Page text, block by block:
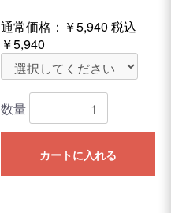
通常価格： ￥5,940 税込
￥5,940
数量
カートに入れる